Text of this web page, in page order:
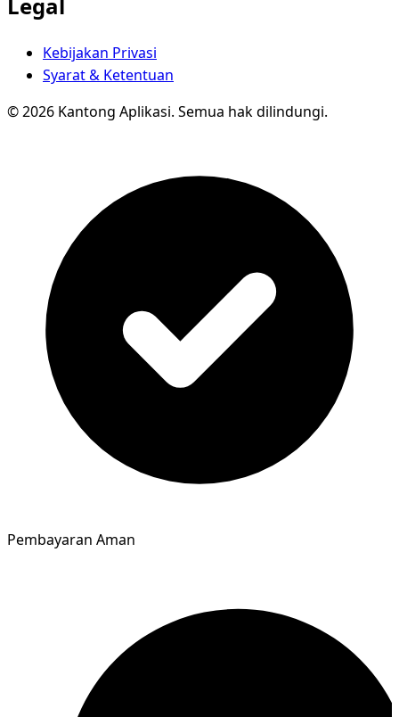
Kebijakan Privasi
Syarat & Ketentuan
© 2026 Kantong Aplikasi. Semua hak dilindungi.
Pembayaran Aman